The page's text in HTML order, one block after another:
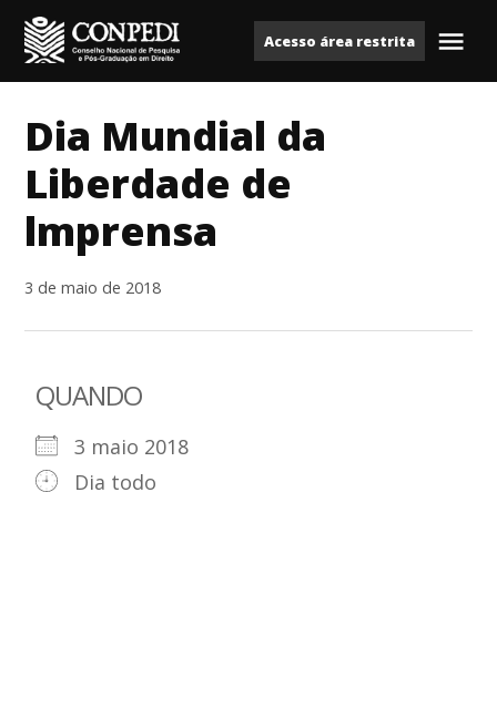
para
o
ConpediAcesso área restrita
Dia Mundial da
Liberdade de
lmprensa
3 de maio de 2018
QUANDO
3 maio 2018
Dia todo